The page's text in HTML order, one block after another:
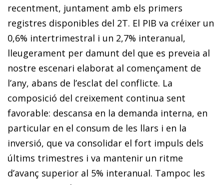
recentment, juntament amb els primers
registres disponibles del 2T. El PIB va créixer un
0,6% intertrimestral i un 2,7% interanual,
lleugerament per damunt del que es preveia al
nostre escenari elaborat al començament de
l’any, abans de l’esclat del conflicte. La
composició del creixement continua sent
favorable: descansa en la demanda interna, en
particular en el consum de les llars i en la
inversió, que va consolidar el fort impuls dels
últims trimestres i va mantenir un ritme
d’avanç superior al 5% interanual. Tampoc les